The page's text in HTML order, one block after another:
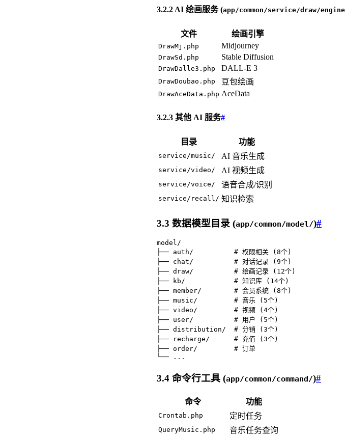
3.2.2 AI 绘画服务 (app/common/service/draw/
文件 绘画引擎
DrawMj.php Midjourney
DrawSd.php Stable Diffusion
DrawDalle3.php DALL-E 3
DrawDoubao.php 豆包绘画
DrawAceData.php AceData
3.2.3 其他 AI 服务#
目录 功能
service/music/ AI 音乐生成
service/video/ AI 视频生成
service/voice/ 语音合成/识别
service/recall/ 知识检索
3.3 数据模型目录 (app/common/model/)#
model/
├── auth/          # 权限相关 (8个)
├── chat/          # 对话记录 (9个)
├── draw/          # 绘画记录 (12个)
├── kb/            # 知识库 (14个)
├── member/        # 会员系统 (8个)
├── music/         # 音乐 (5个)
├── video/         # 视频 (4个)
├── user/          # 用户 (5个)
├── distribution/  # 分销 (3个)
├── recharge/      # 充值 (3个)
├── order/         # 订单
└── ...
3.4 命令行工具 (app/common/command/)#
命令 功能
Crontab.php 定时任务
QueryMusic.php 音乐任务查询